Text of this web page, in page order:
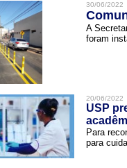
30/06/2022
A
foram
20/06/2022
USP
Para
para